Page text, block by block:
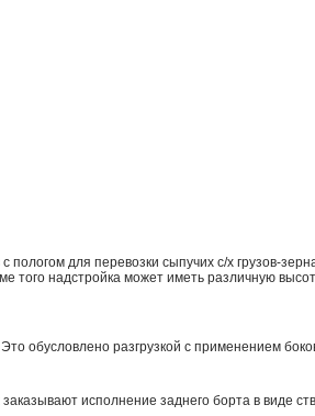
для перевозки сыпучих с/х грузов-
того надстройка может иметь различную
обусловлено разгрузкой с применением
исполнение заднего борта в виде